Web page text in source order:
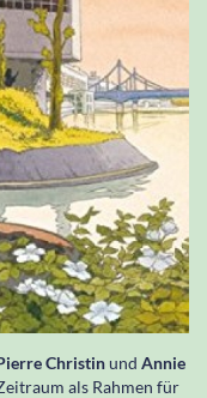
Christinund Annie
als Rahmen für